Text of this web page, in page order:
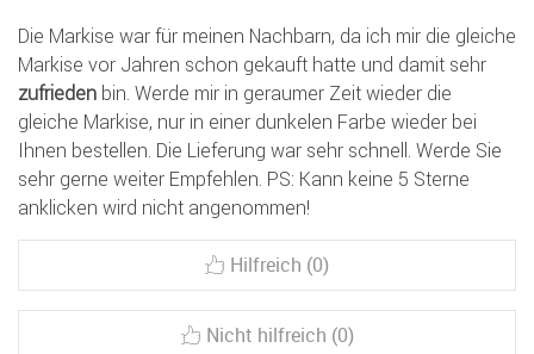
Die Markise war für meinen Nachbarn, da ich mir die gleiche
Markise vor Jahren schon gekauft hatte und damit sehr
zufrieden bin. Werde mir in geraumer Zeit wieder die
gleiche Markise, nur in einer dunkelen Farbe wieder bei
Ihnen bestellen. Die Lieferung war sehr schnell. Werde Sie
sehr gerne weiter Empfehlen. PS: Kann keine 5 Sterne
anklicken wird nicht angenommen!
Hilfreich (0)
Nicht hilfreich (0)